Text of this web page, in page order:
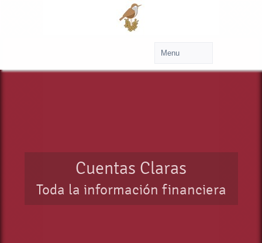
Cuentas Claras
Toda la información financiera